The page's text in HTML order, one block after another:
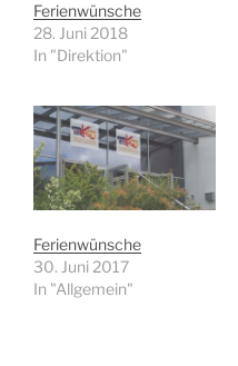
Ferienwünsche
28. Juni 2018
In "Direktion"
Ferienwünsche
30. Juni 2017
In "Allgemein"